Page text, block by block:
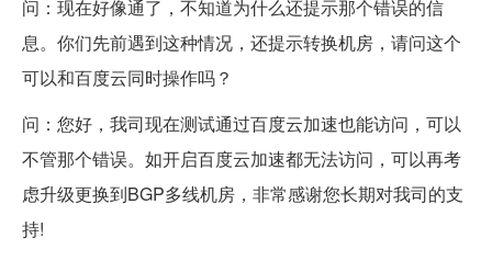
问：现在好像通了，不知道为什么还提示那个错误的信
息。你们先前遇到这种情况，还提示转换机房，请问这个
可以和百度云同时操作吗？
问：您好，我司现在测试通过百度云加速也能访问，可以
不管那个错误。如开启百度云加速都无法访问，可以再考
虑升级更换到BGP多线机房，非常感谢您长期对我司的支
持!